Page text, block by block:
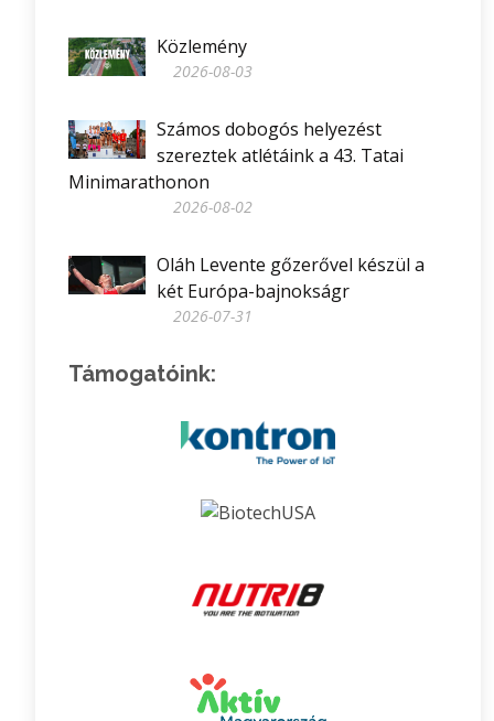
Közlemény
2026-08-03
Számos dobogós helyezést
szereztek atlétáink a 43. Tatai
Minimarathonon
2026-08-02
Oláh Levente gőzerővel készül a
két Európa-bajnokságr
2026-07-31
Támogatóink: